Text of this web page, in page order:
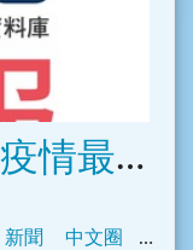
OpView|冠狀病毒疫情最新社群情報
新聞 中文圈 臺灣